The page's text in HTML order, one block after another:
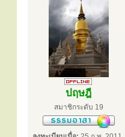
ปฤษฎี
สมาชิกระดับ 19